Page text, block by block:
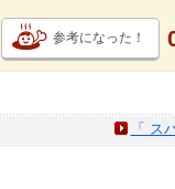
参考になった！
「 ス